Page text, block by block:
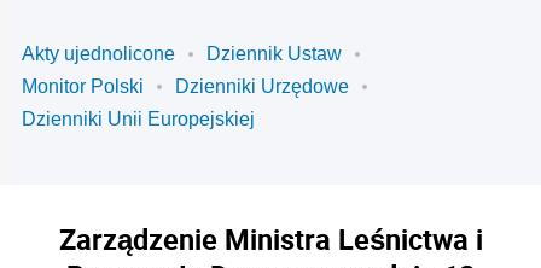
Akty ujednolicone
Dziennik Ustaw
Monitor Polski
Dzienniki Urzędowe
Dzienniki Unii Europejskiej
Zarządzenie Ministra Leśnictwa i